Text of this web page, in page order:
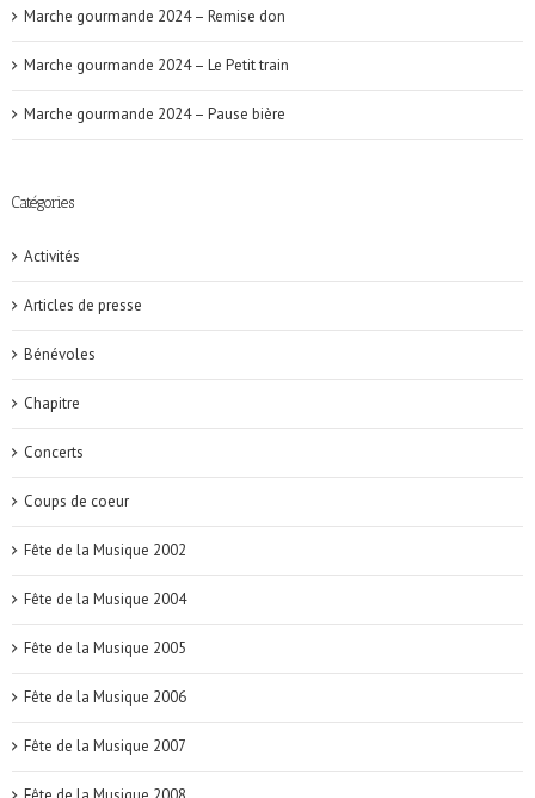
Marche gourmande 2024 – Remise don
Marche gourmande 2024 – Le Petit train
Marche gourmande 2024 – Pause bière
Catégories
Activités
Articles de presse
Bénévoles
Chapitre
Concerts
Coups de coeur
Fête de la Musique 2002
Fête de la Musique 2004
Fête de la Musique 2005
Fête de la Musique 2006
Fête de la Musique 2007